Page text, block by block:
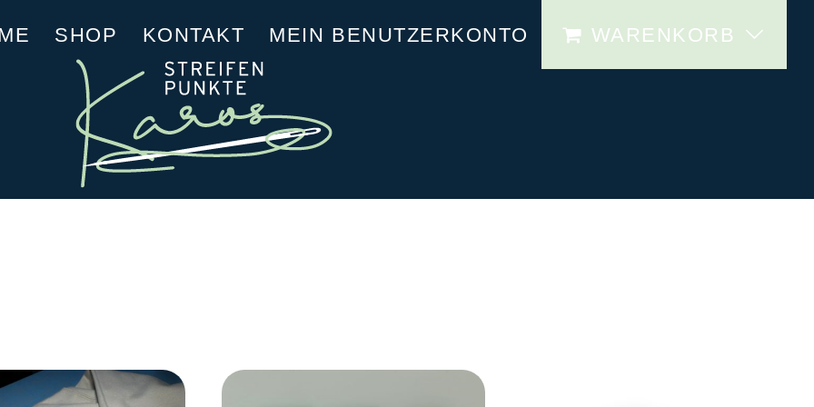
SHOP KONTAKT MEIN BENUTZERKONTO WARENKORB